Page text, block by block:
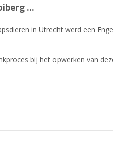
…
in Utrecht werd een
bij het opwerken van